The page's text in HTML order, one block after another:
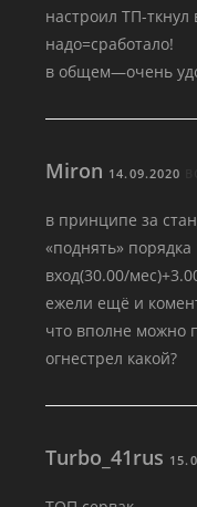
настроил ТП-ткнул
надо=сработало!
в общем—очень
Miron 14.09.2020
в принципе за
«поднять»
вход(30.00/
ежели ещё и
что вполне можно
огнестрел какой?
Turbo_41rus